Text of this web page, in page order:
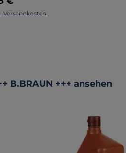
Versandkosten
B.BRAUN +++ ansehen